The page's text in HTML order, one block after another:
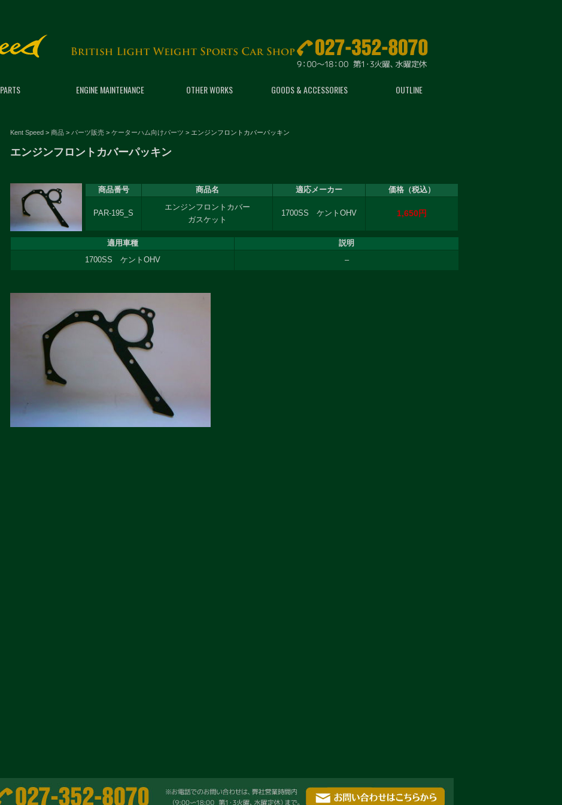
PARTS ENGINE MAINTENANCE OTHER WORKS GOODS & ACCESSORIES OUTLINE
Kent Speed > 商品 > パーツ販売 > ケーターハム向けパーツ > エンジンフロントカバーパッキン
エンジンフロントカバーパッキン
商品番号 商品名 適応メーカー 価格（税込）
PAR-195_S
エンジンフロントカバー
ガスケット
1700SS ケントOHV 1,650円
適用車種
説明
1700SS ケントOHV
–